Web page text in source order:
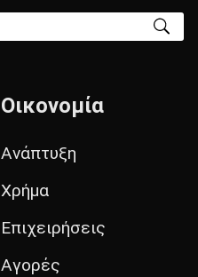
Οικονομία
Ανάπτυξη
Χρήμα
Επιχειρήσεις
Αγορές